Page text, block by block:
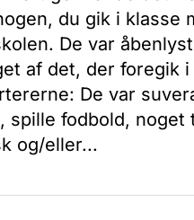
du gik i klasse
De var
af det, der foregik i
De var
spille fodbold, noget
og/eller...